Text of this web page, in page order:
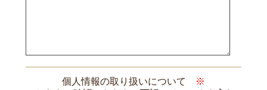
個人情報の取り扱いについて
※